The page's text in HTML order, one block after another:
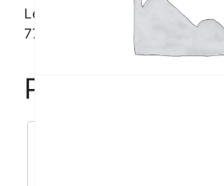
Lenovo V15 R7-
7730U/16GB/512GB/15,6”FHD/
Povezani